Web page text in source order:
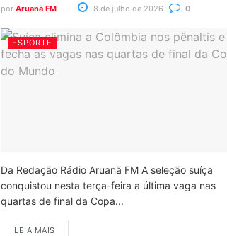
por Aruanã FM 8 de julho de 2026 0
ESPORTE
Da Redação Rádio Aruanã FM A seleção suíça
conquistou nesta terça-feira a última vaga nas
quartas de final da Copa...
LEIA MAIS